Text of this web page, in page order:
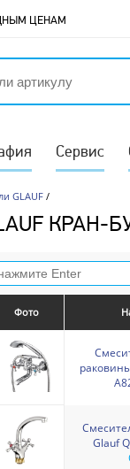
Сервис
ЦЕНАМ
GLAUF/
КРАН-
Фото
Glauf